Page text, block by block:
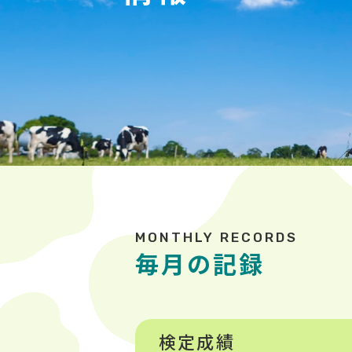
毎月の記録
検定成績